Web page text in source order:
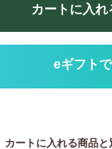
カートに入れ
カートに入れる商品